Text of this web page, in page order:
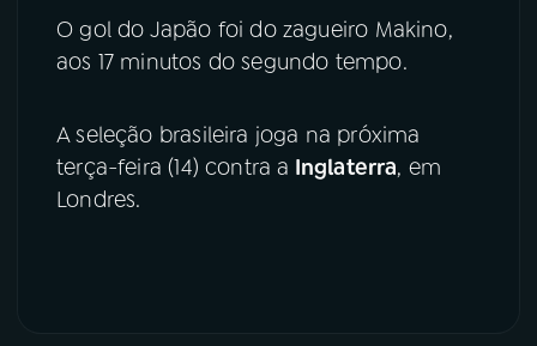
O gol do Japão foi do zagueiro Makino,
aos 17 minutos do segundo tempo.
A seleção brasileira joga na próxima
terça-feira (14) contra a Inglaterra, em
Londres.